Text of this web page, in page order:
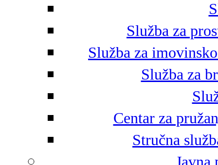
Služba za
Služba za
Služba za
Centar za
Stručna